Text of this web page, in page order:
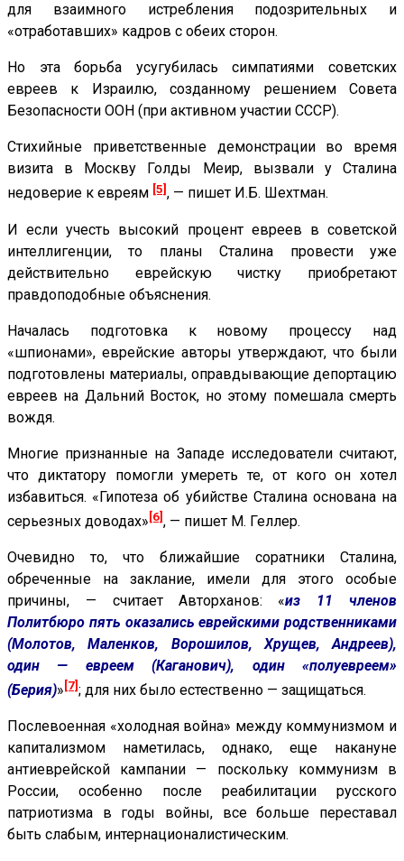
для взаимного истребления подозрительных и
«отработавших» кадров с обеих сторон.
Но эта борьба усугубилась симпатиями советских
евреев к Израилю, созданному решением Совета
Безопасности ООН (при активном участии СССР).
Стихийные приветственные демонстрации во время
визита в Москву Голды Меир, вызвали у Сталина
недоверие к евреям [5] , — пишет И.Б. Шехтман.
И если учесть высокий процент евреев в советской
интеллигенции, то планы Сталина провести уже
действительно еврейскую чистку приобретают
правдоподобные объяснения.
Началась подготовка к новому процессу над
«шпионами», еврейские авторы утверждают, что были
подготовлены материалы, оправдывающие депортацию
евреев на Дальний Восток, но этому помешала смерть
вождя.
Многие признанные на Западе исследователи считают,
что диктатору помогли умереть те, от кого он хотел
избавиться. «Гипотеза об убийстве Сталина основана на
серьезных доводах» [6] , — пишет М. Геллер.
Очевидно то, что ближайшие соратники Сталина,
обреченные на заклание, имели для этого особые
причины, — считает Авторханов: «из 11 членов
Политбюро пять оказались еврейскими родственниками
(Молотов, Маленков, Ворошилов, Хрущев, Андреев),
один — евреем (Каганович), один «полуевреем»
(Берия)» [7] ; для них было естественно — защищаться.
Послевоенная «холодная война» между коммунизмом и
капитализмом наметилась, однако, еще накануне
антиеврейской кампании — поскольку коммунизм в
России, особенно после реабилитации русского
патриотизма в годы войны, все больше переставал
быть слабым, интернационалистическим.